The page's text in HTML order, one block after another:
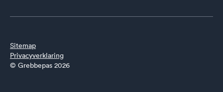
Sitemap
Privacyverklaring
© Grebbepas 2026